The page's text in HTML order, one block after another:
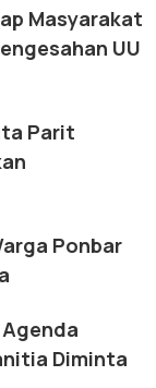
Masyarakat
UU
Parit
Ponbar
Diminta